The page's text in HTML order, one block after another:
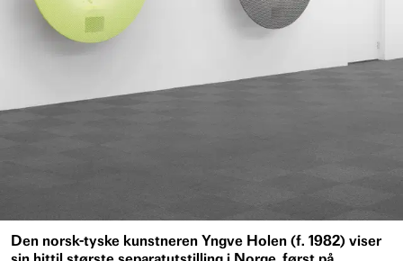
Den norsk-tyske kunstneren Yngve Holen (f. 1982) viser